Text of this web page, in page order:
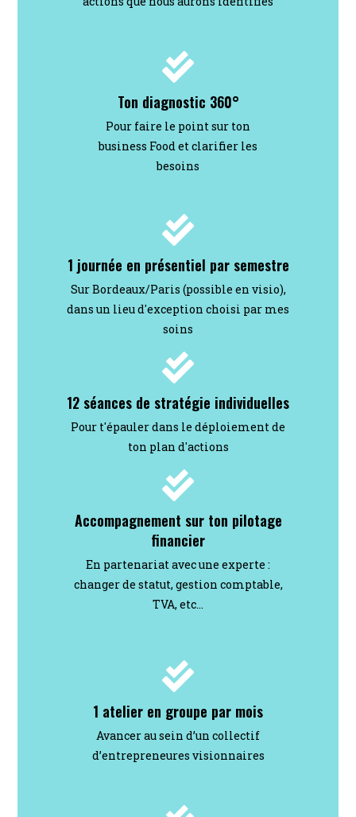
Ton diagnostic 360°
Pour faire le point sur ton
business Food et clarifier les
besoins
1 journée en présentiel par semestre
Sur Bordeaux/Paris (possible en visio),
dans un lieu d'exception choisi par mes
soins
12 séances de stratégie individuelles
Pour t'épauler dans le déploiement de
ton plan d'actions
Accompagnement sur ton pilotage
financier
En partenariat avec une experte :
changer de statut, gestion comptable,
TVA, etc...
1 atelier en groupe par mois
Avancer au sein d’un collectif
d’entrepreneures visionnaires